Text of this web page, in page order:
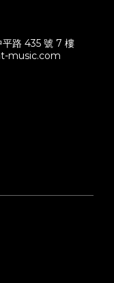
路 435 號 7 樓
music.com